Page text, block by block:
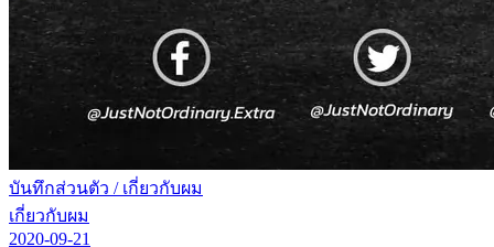
บันทึกส่วนตัว / เกี่ยวกับผม
เกี่ยวกับผม
2020-09-21